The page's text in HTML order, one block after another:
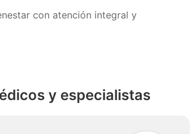
con atención integral y
y especialistas